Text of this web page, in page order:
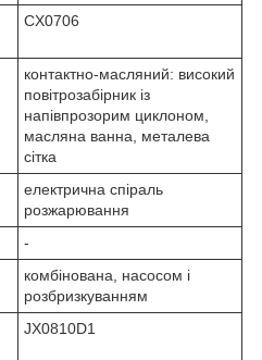
CX0706
контактно-масляний: високий
повітрозабірник із
напівпрозорим циклоном,
масляна ванна, металева
сітка
електрична спіраль
розжарювання
-
комбінована, насосом і
розбризкуванням
JX0810D1